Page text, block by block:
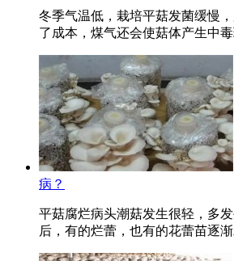
冬季气温低，栽培平菇发菌缓慢
了成本，煤气还会使菇体产生中
病？
平菇腐烂病头潮菇发生很轻，多
后，有的烂蕾，也有的花蕾苗逐